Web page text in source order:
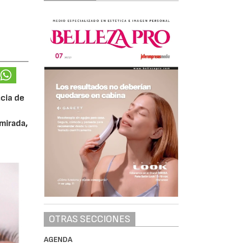
de
OTRAS SECCIONES
AGENDA